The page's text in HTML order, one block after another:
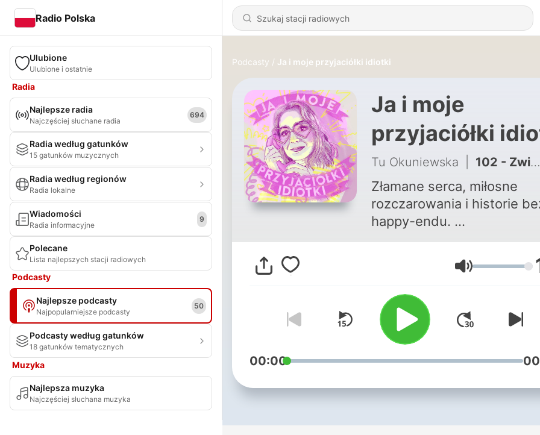
Radio Polska
Ulubione
Ulubione i ostatnie
Radia
Najlepsze radia
Najczęściej słuchane radia
694
Radia według gatunków
15 gatunków muzycznych
Radia według regionów
Radia lokalne
Wiadomości
Radia informacyjne
9
Polecane
Lista najlepszych stacji radiowych
Podcasty
Najlepsze podcasty
Najpopularniejsze podcasty
50
Podcasty według gatunków
18 gatunków tematycznych
Muzyka
Najlepsza muzyka
Najczęściej słuchana muzyka
Podcasty Ja i moje przyjaciółki idiotki
Ja i moje
przyjaciółki
Tu Okuniewska 102 - Związki przemocowe
Złamane serca, miłosne
rozczarowania i historie
happy-endu.
Czyli historie Twoje i
mądrych dziewczyn, które
miały odwagę się głupio
zakochać, a teraz umieją
tego śmiać.
Głośność
00:00